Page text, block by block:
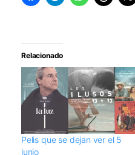
Relacionado
Pelis que se dejan ver el 5
junio